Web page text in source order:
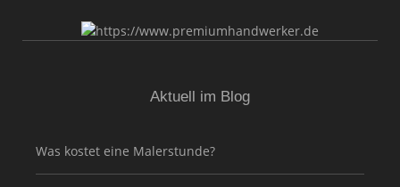
Aktuell im Blog
Was kostet eine Malerstunde?